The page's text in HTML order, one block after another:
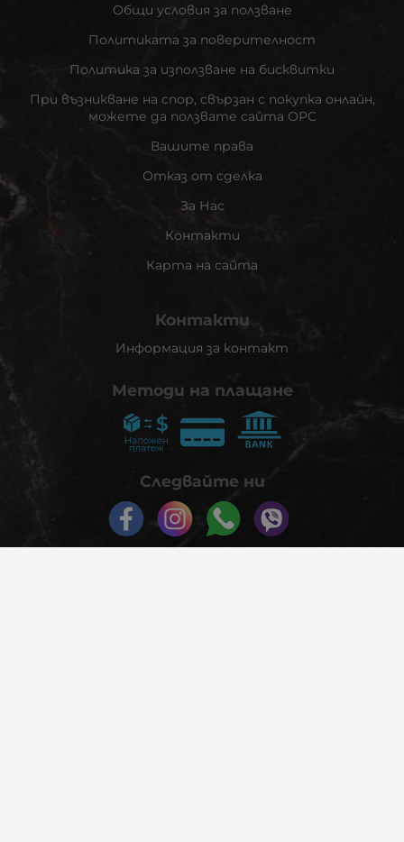
Общи условия за ползване
Политиката за поверителност
Политика за използване на бисквитки
При възникване на спор, свързан с покупка онлайн,
можете да ползвате сайта ОРС
Вашите права
Отказ от сделка
За Нас
Контакти
Карта на сайта
Контакти
Информация за контакт
Методи на плащане
Следвайте ни